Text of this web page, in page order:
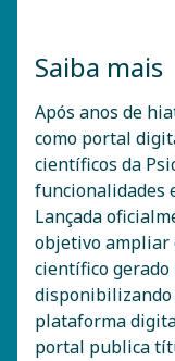
Saiba mais
Após anos de
como portal
científicos da
funcionalidades
Lançada
objetivo ampliar
científico gerado
disponibilizando
plataforma
portal publica